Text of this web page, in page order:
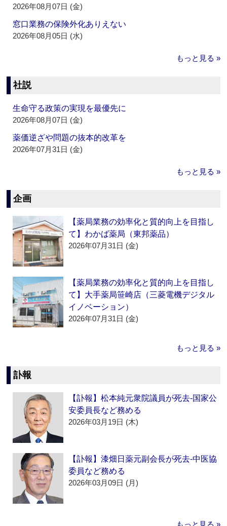
2026年08月07日 (金)
窓口業務の保険外化ありえない
2026年08月05日 (水)
もっと見る »
社説
生命守る政策の実現を最優先に
2026年08月07日 (金)
薬価逆ざや問題の抜本的改革を
2026年07月31日 (金)
もっと見る »
企画
【薬局業務の効率化と質的向上を目指し
て】わかば薬局（東邦薬品）
2026年07月31日 (金)
【薬局業務の効率化と質的向上を目指し
て】大手薬局笹崎店（三菱電機デジタル
イノベーション）
2026年07月31日 (金)
もっと見る »
訃報
【訃報】松本純元衆院議員が死去‐国家公
安委員長など務める
2026年03月19日 (木)
【訃報】漆畑日薬元副会長が死去‐中医協
委員など務める
2026年03月09日 (月)